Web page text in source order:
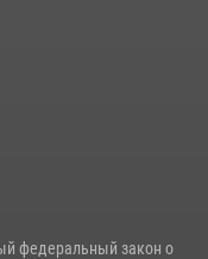
федеральный закон о